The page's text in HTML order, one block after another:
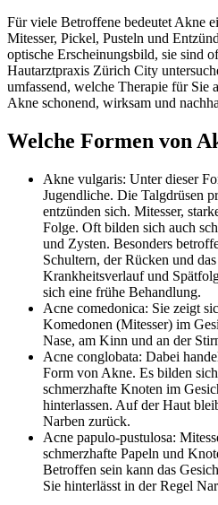
Für viele Betroffene bedeutet Akne
Mitesser, Pickel, Pusteln und
optische Erscheinungsbild, sie sind
Hautarztpraxis Zürich City
umfassend, welche Therapie für Sie
Akne schonend, wirksam und
Welche Formen von
Akne vulgaris: Unter dieser
Jugendliche. Die Talgdrüsen
entzünden sich. Mitesser,
Folge. Oft bilden sich auch
und Zysten. Besonders
Schultern, der Rücken und
Krankheitsverlauf und
sich eine frühe Behandlung.
Acne comedonica: Sie zeigt
Komedonen (Mitesser) im
Nase, am Kinn und an der
Acne conglobata: Dabei
Form von Akne. Es bilden
schmerzhafte Knoten im
hinterlassen. Auf der Haut
Narben zurück.
Acne papulo-pustulosa:
schmerzhafte Papeln und
Betroffen sein kann das
Sie hinterlässt in der Regel